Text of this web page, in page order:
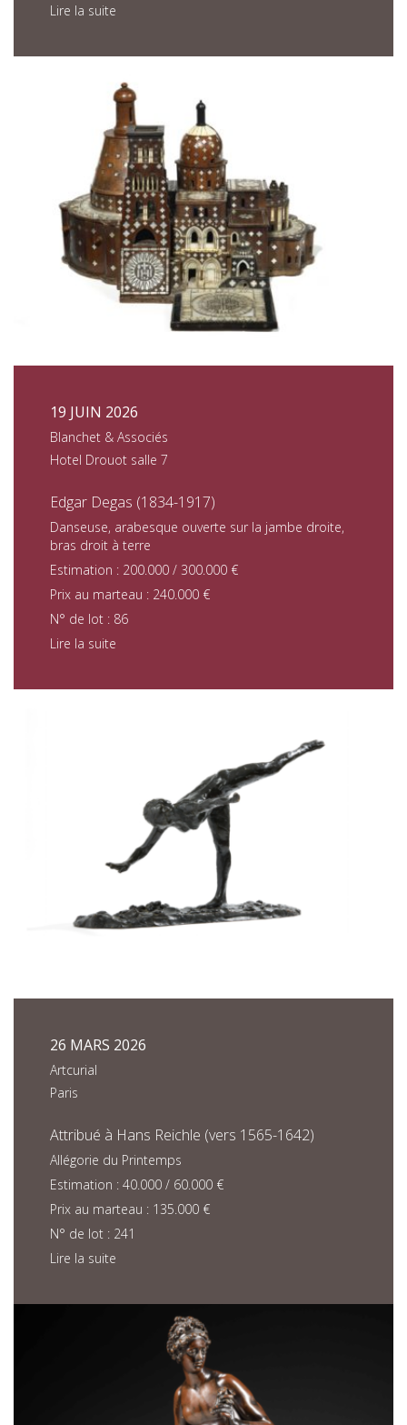
Lire la suite
19 JUIN 2026
Blanchet & Associés
Hotel Drouot salle 7
Edgar Degas (1834-1917)
Danseuse, arabesque ouverte sur la jambe droite,
bras droit à terre
Estimation : 200.000 / 300.000 €
Prix au marteau : 240.000 €
N° de lot : 86
Lire la suite
26 MARS 2026
Artcurial
Paris
Attribué à Hans Reichle (vers 1565-1642)
Allégorie du Printemps
Estimation : 40.000 / 60.000 €
Prix au marteau : 135.000 €
N° de lot : 241
Lire la suite